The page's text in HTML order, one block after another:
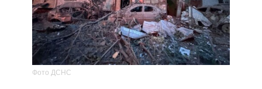
Фото ДСНС